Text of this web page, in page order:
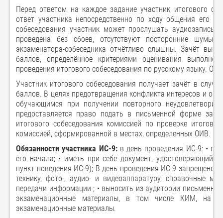
Перед ответом на каждое задание участник итогового
ответ участника непосредственно по ходу общения его с
собеседования участник может прослушать аудиозапись
проведена без сбоев, отсутствуют посторонние шумы
экзаменатора-собеседника отчётливо слышны. Зачёт
баллов, определённое критериями оценивания
проведения итогового собеседования по русскому языку.
Участник итогового собеседования получает зачёт в
баллов. В целях предотвращения конфликта интересов и
обучающимся при получении повторного
предоставляется право подать в письменной форме
итогового собеседования комиссией по проверке
комиссией, сформированной в местах, определенных ОИВ.
Обязанности участника ИС-9:в день проведения ИС-9: •
его начала; • иметь при себе документ, удостоверяющий
пункт поведения ИС-9); В день проведения ИС-9 запрещено:
технику, фото-, аудио- и видеоаппаратуру, справочные
передачи информации ; • выносить из аудитории
экзаменационные материалы, в том числе КИМ, на
экзаменационные материалы.